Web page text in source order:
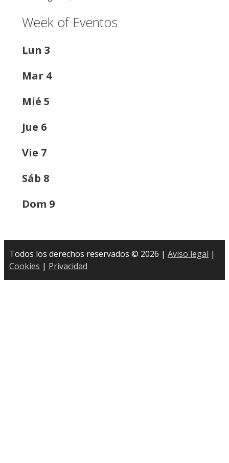
Week of Eventos
Lun 3
Mar 4
Mié 5
Jue 6
Vie 7
Sáb 8
Dom 9
Todos los derechos reservados © 2026 | Aviso legal |
Cookies | Privacidad